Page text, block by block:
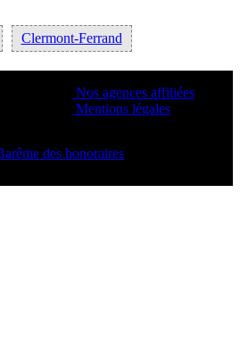
Clermont-Ferrand
Nos agences affiliées
Mentions légales
des honoraires